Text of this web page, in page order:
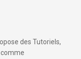
des Tutoriels,